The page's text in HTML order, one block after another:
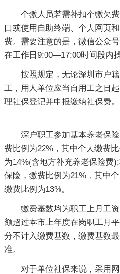
个缴人员若需补扣个缴欠
口或使用自助终端、个人网页
费。需要注意的是，微信公众
在工作日9:00—17:00时间段内
按照规定，无论深圳市户
工，用人单位应当自用工之日
理社保登记并申报缴纳社保费。
深户职工参加基本养老保
费比例为22%，其中个人缴费
为14%(含地方补充养老保险费
保险，缴费比例为21%，其中
缴费比例为13%。
缴费基数均为职工上月工
额超过本市上年度在岗职工月
分不计入缴费基数，缴费基数
准。
对于单位社保来说，采用